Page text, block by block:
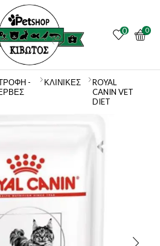
0 0
-
ΚΛΙΝΙΚΕΣ
ROYAL
CANIN VET
DIET